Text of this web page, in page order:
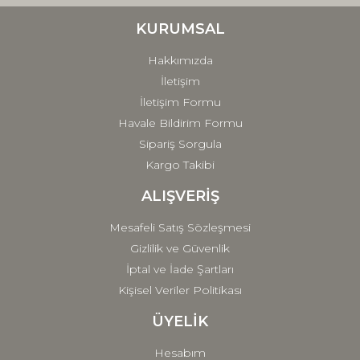
Ürün fiyatı diğer sitelerden daha pahalı.
Gönder
KURUMSAL
Hakkımızda
İletişim
İletişim Formu
Havale Bildirim Formu
Sipariş Sorgula
Kargo Takibi
ALIŞVERİŞ
Mesafeli Satış Sözleşmesi
Gizlilik ve Güvenlik
İptal ve İade Şartları
Kişisel Veriler Politikası
ÜYELİK
Hesabım